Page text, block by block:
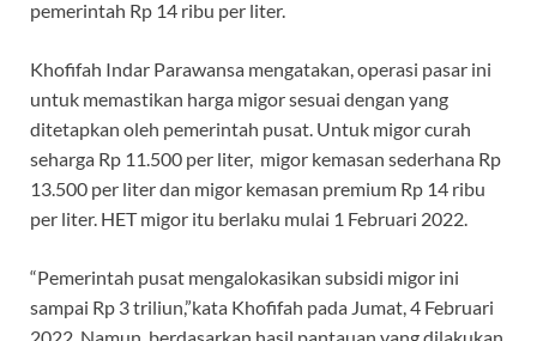
pemerintah Rp 14 ribu per liter.
Khofifah Indar Parawansa mengatakan, operasi pasar ini
untuk memastikan harga migor sesuai dengan yang
ditetapkan oleh pemerintah pusat. Untuk migor curah
seharga Rp 11.500 per liter, migor kemasan sederhana Rp
13.500 per liter dan migor kemasan premium Rp 14 ribu
per liter. HET migor itu berlaku mulai 1 Februari 2022.
“Pemerintah pusat mengalokasikan subsidi migor ini
sampai Rp 3 triliun,”kata Khofifah pada Jumat, 4 Februari